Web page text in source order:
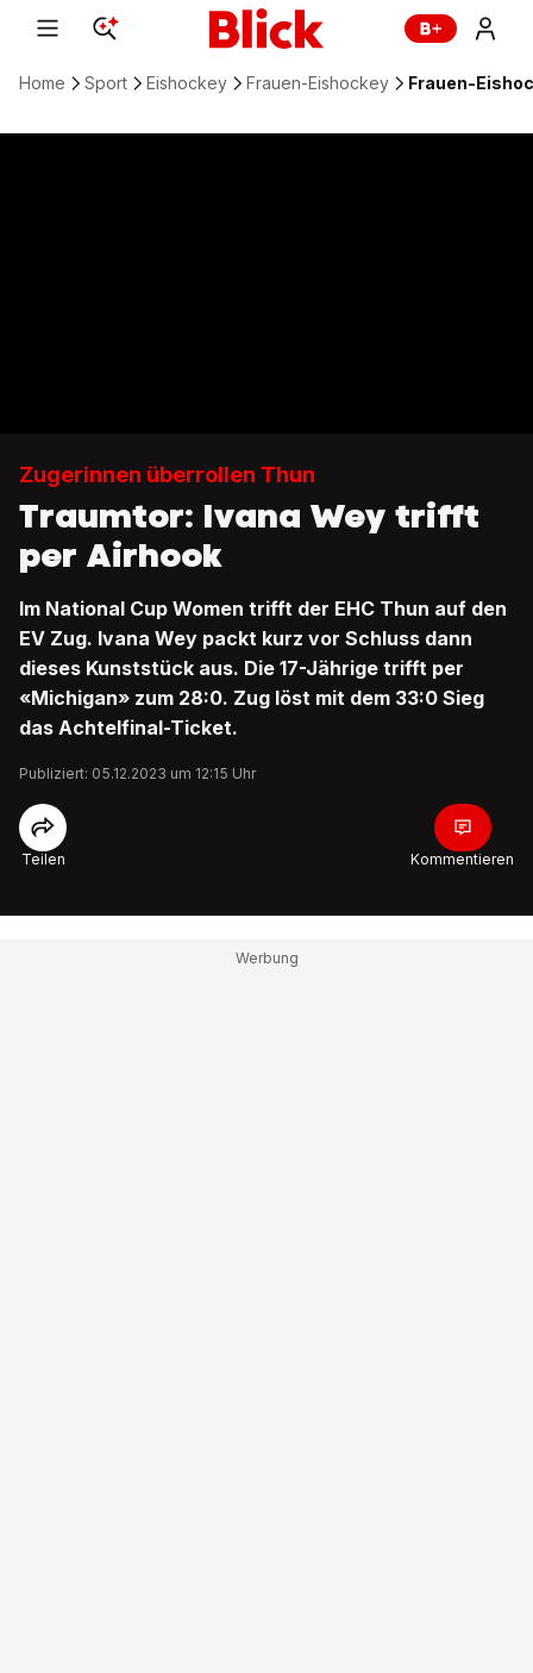
Home Sport Eishockey Frauen-Eishockey Frauen-
Zugerinnen überrollen Thun
Traumtor: Ivana Wey trifft
per Airhook
Im National Cup Women trifft der EHC Thun auf den
EV Zug. Ivana Wey packt kurz vor Schluss dann
dieses Kunststück aus. Die 17-Jährige trifft per
«Michigan» zum 28:0. Zug löst mit dem 33:0 Sieg
das Achtelfinal-Ticket.
Publiziert: 05.12.2023 um 12:15 Uhr
Teilen Kommentieren